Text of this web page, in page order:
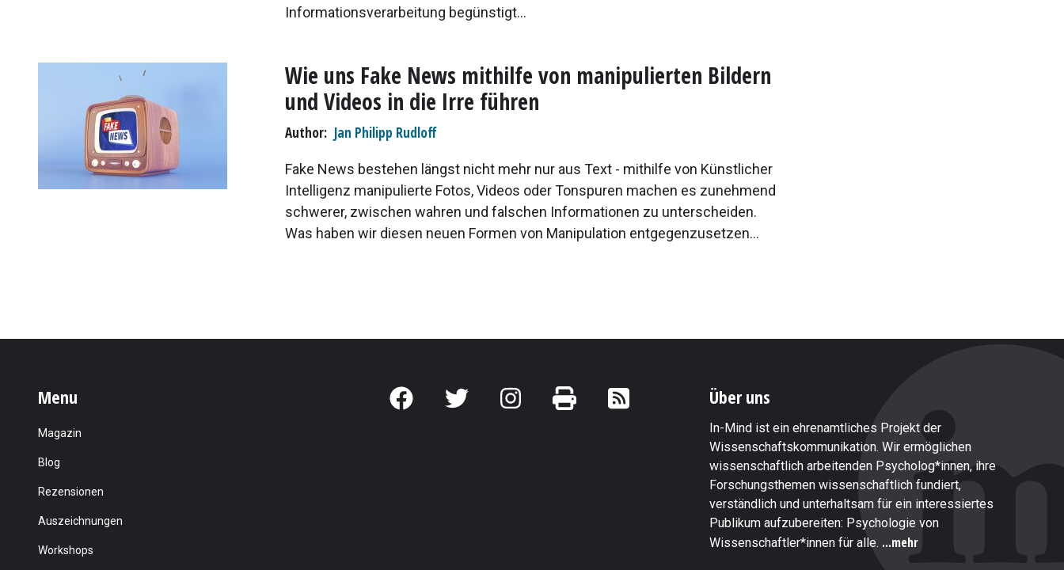
Informationsverarbeitung begünstigt...
Wie uns Fake News mithilfe von manipulierten Bildern
und Videos in die Irre führen
Author Jan Philipp Rudloff
Fake News bestehen längst nicht mehr nur aus Text - mithilfe von Künstlicher
Intelligenz manipulierte Fotos, Videos oder Tonspuren machen es zunehmend
schwerer, zwischen wahren und falschen Informationen zu unterscheiden.
Was haben wir diesen neuen Formen von Manipulation entgegenzusetzen...
Menu
Magazin
Blog
Rezensionen
Auszeichnungen
Workshops
Über uns
In-Mind ist ein ehrenamtliches Projekt der
Wissenschaftskommunikation. Wir ermöglichen
wissenschaftlich arbeitenden Psycholog*innen, ihre
Forschungsthemen wissenschaftlich fundiert,
verständlich und unterhaltsam für ein interessiertes
Publikum aufzubereiten: Psychologie von
Wissenschaftler*innen für alle. ...mehr